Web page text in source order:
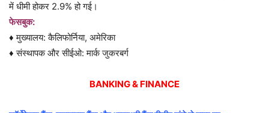
में धीमी होकर 2.9% हो गई।
फेसबुक:
♦ मुख्यालय: कैलिफोर्निया, अमेरिका
♦ संस्थापक और सीईओ: मार्क जुकरबर्ग
BANKING & FINANCE